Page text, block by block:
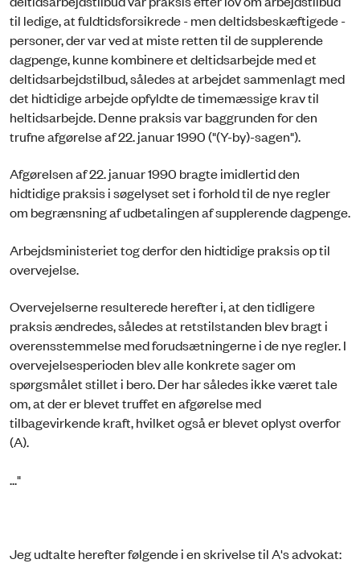
til ledige, at fuldtidsforsikrede - men deltidsbeskæftigede -
personer, der var ved at miste retten til de supplerende
dagpenge, kunne kombinere et deltidsarbejde med et
deltidsarbejdstilbud, således at arbejdet sammenlagt med
det hidtidige arbejde opfyldte de timemæssige krav til
heltidsarbejde. Denne praksis var baggrunden for den
trufne afgørelse af 22. januar 1990 ("(Y-by)-sagen").
Afgørelsen af 22. januar 1990 bragte imidlertid den
hidtidige praksis i søgelyset set i forhold til de nye regler
om begrænsning af udbetalingen af supplerende dagpenge.
Arbejdsministeriet tog derfor den hidtidige praksis op til
overvejelse.
Overvejelserne resulterede herefter i, at den tidligere
praksis ændredes, således at retstilstanden blev bragt i
overensstemmelse med forudsætningerne i de nye regler. I
overvejelsesperioden blev alle konkrete sager om
spørgsmålet stillet i bero. Der har således ikke været tale
om, at der er blevet truffet en afgørelse med
tilbagevirkende kraft, hvilket også er blevet oplyst overfor
(A).
..."
Jeg udtalte herefter følgende i en skrivelse til A's advokat: